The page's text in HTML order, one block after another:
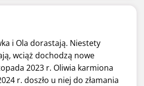
i Ola dorastają. Niestety
wciąż dochodzą nowe
2023 r. Oliwia karmiona
r. doszło u niej do złamania